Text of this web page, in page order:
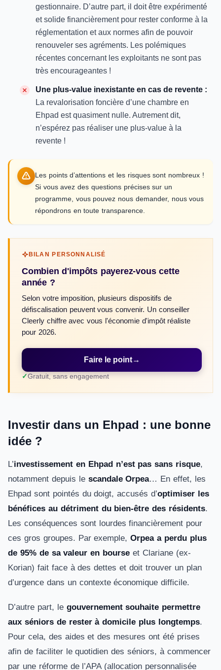
gestionnaire. D’autre part, il doit être expérimenté
et solide financièrement pour rester conforme à la
réglementation et aux normes afin de pouvoir
renouveler ses agréments. Les polémiques
récentes concernant les exploitants ne sont pas
très encourageantes !
Une plus-value inexistante en cas de revente :
La revalorisation foncière d’une chambre en
Ehpad est quasiment nulle. Autrement dit,
n’espérez pas réaliser une plus-value à la
revente !
Les points d’attentions et les risques sont nombreux !
Si vous avez des questions précises sur un
programme, vous pouvez nous demander, nous vous
répondrons en toute transparence.
BILAN PERSONNALISÉ
Combien d'impôts payerez-vous cette
année ?
Selon votre imposition, plusieurs dispositifs de
défiscalisation peuvent vous convenir. Un conseiller
Cleerly chiffre avec vous l'économie d'impôt réaliste
pour 2026.
Faire le point→
Gratuit, sans engagement
Investir dans un Ehpad : une bonne
idée ?
L’investissement en Ehpad n’est pas sans risque,
notamment depuis le scandale Orpea… En effet, les
Ehpad sont pointés du doigt, accusés d’optimiser les
bénéfices au détriment du bien-être des résidents.
Les conséquences sont lourdes financièrement pour
ces gros groupes. Par exemple,Orpea a perdu plus
de 95% de sa valeur en bourse et Clariane (ex-
Korian) fait face à des dettes et doit trouver un plan
d’urgence dans un contexte économique difficile.
D’autre part, le gouvernement souhaite permettre
aux séniors de rester à domicile plus longtemps.
Pour cela, des aides et des mesures ont été prises
afin de faciliter le quotidien des séniors, à commencer
par une réforme de l’APA (allocation personnalisée